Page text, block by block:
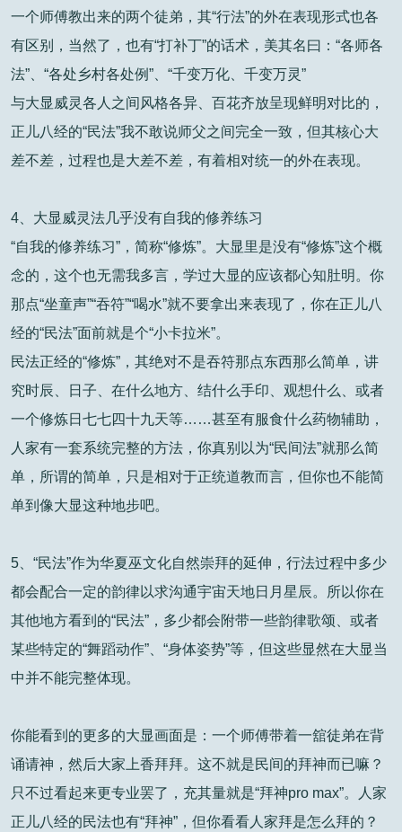
一个师傅教出来的两个徒弟，其“行法”的外在表现形式也各
有区别，当然了，也有“打补丁”的话术，美其名曰：“各师各
法”、“各处乡村各处例”、“千变万化、千变万灵”
与大显威灵各人之间风格各异、百花齐放呈现鲜明对比的，
正儿八经的“民法”我不敢说师父之间完全一致，但其核心大
差不差，过程也是大差不差，有着相对统一的外在表现。
4、大显威灵法几乎没有自我的修养练习
“自我的修养练习”，简称“修炼”。大显里是没有“修炼”这个概
念的，这个也无需我多言，学过大显的应该都心知肚明。你
那点“坐童声”“吞符”“喝水”就不要拿出来表现了，你在正儿八
经的“民法”面前就是个“小卡拉米”。
民法正经的“修炼”，其绝对不是吞符那点东西那么简单，讲
究时辰、日子、在什么地方、结什么手印、观想什么、或者
一个修炼日七七四十九天等……甚至有服食什么药物辅助，
人家有一套系统完整的方法，你真别以为“民间法”就那么简
单，所谓的简单，只是相对于正统道教而言，但你也不能简
单到像大显这种地步吧。
5、“民法”作为华夏巫文化自然崇拜的延伸，行法过程中多少
都会配合一定的韵律以求沟通宇宙天地日月星辰。所以你在
其他地方看到的“民法”，多少都会附带一些韵律歌颂、或者
某些特定的“舞蹈动作”、“身体姿势”等，但这些显然在大显当
中并不能完整体现。
你能看到的更多的大显画面是：一个师傅带着一舘徒弟在背
诵请神，然后大家上香拜拜。这不就是民间的拜神而已嘛？
只不过看起来更专业罢了，充其量就是“拜神pro max”。人家
正儿八经的民法也有“拜神”，但你看看人家拜是怎么拜的？